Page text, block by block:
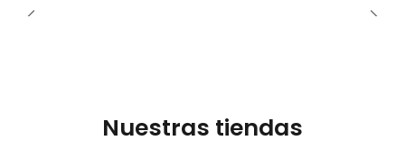
de cristales.
Nuestras tiendas